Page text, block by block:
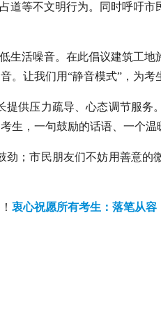
道等不文明行为。同时呼吁
生活噪音。在此倡议建筑工
让我们用“静音模式”，为考
供压力疏导、心态调节服务
，一句鼓励的话语、一个温
；市民朋友们不妨用善意的
衷心祝愿所有考生：落笔从容